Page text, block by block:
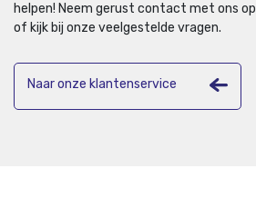
helpen! Neem gerust contact met ons op
of kijk bij onze veelgestelde vragen.
Naar onze klantenservice